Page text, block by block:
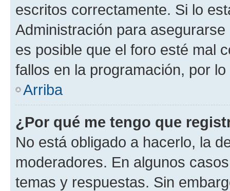
escritos correctamente. Si lo
Administración para
es posible que el foro esté mal
fallos en la programación, por
Arriba
¿Por qué me tengo que
No está obligado a hacerlo, la
moderadores. En algunos
temas y respuestas. Sin